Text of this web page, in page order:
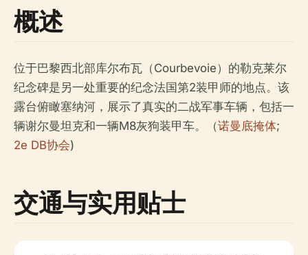
概述
位于巴黎西北部库尔布瓦（Courbevoie）的勒克莱尔
纪念碑是另一处重要的纪念法国第2装甲师的地点。该
露台俯瞰塞纳河，展示了真实的二战军事车辆，包括一
辆谢尔曼坦克和一辆M8灰狗装甲车。（诺曼底掩体;
2e DB协会)
交通与实用贴士